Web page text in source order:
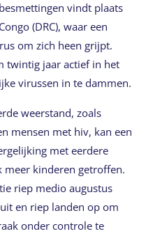
vindt plaats
(DRC), waar een
om zich heen grijpt.
twintig jaar actief in het
virussen in te dammen.
weerstand, zoals
mensen met hiv, kan een
met eerdere
kinderen getroffen.
riep medio augustus
en riep landen op om
onder controle te